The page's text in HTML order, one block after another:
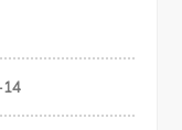
14